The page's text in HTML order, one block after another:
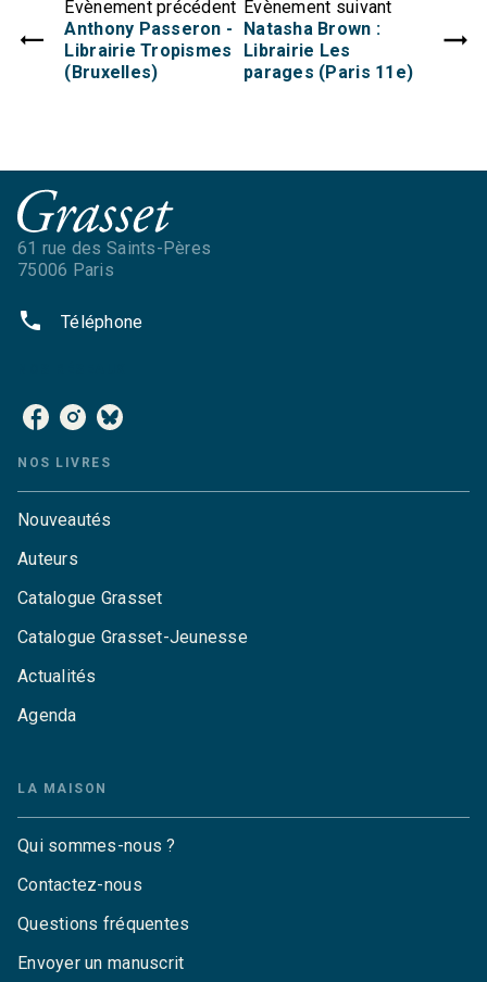
Évènement précédent
Anthony Passeron -
Librairie Tropismes
(Bruxelles)
Évènement suivant
Natasha Brown :
Librairie Les
parages (Paris 11e)
61 rue des Saints-Pères
75006 Paris
phone Téléphone
NOS LIVRES
Nouveautés
Auteurs
Catalogue Grasset
Catalogue Grasset-Jeunesse
Actualités
Agenda
LA MAISON
Qui sommes-nous ?
Contactez-nous
Questions fréquentes
Envoyer un manuscrit